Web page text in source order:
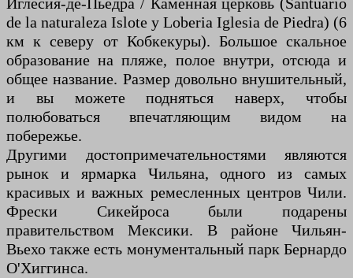
de la naturaleza Islote y Loberia Iglesia de Piedra) (6
км к северу от Кобкекуры). Большое скальное
образование на пляже, полое внутри, отсюда и
общее название. Размер довольно внушительный,
и вы можете подняться наверх, чтобы
полюбоваться впечатляющим видом на
побережье.
Другими достопримечательностями являются
рынок и ярмарка Чильяна, одного из самых
красивых и важных ремесленных центров Чили.
Фрески Сикейроса были подарены
правительством Мексики. В районе Чильян-
Вьехо также есть монументальный парк Бернардо
О'Хиггинса.